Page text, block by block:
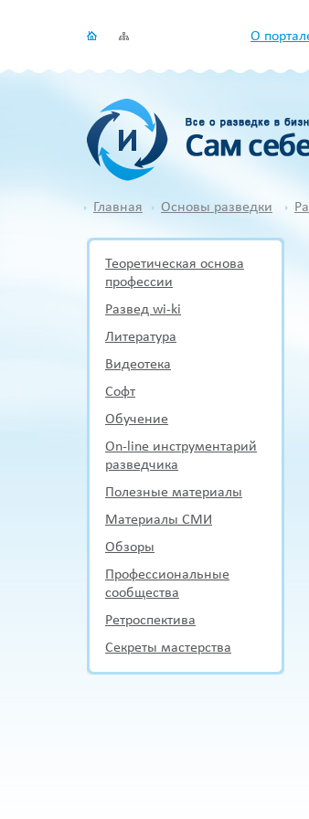
О
Главная Основы разведки
Теоретическая основа
профессии
Развед wi-ki
Литература
Видеотека
Софт
Обучение
On-line инструментарий
разведчика
Полезные материалы
Материалы СМИ
Обзоры
Профессиональные
сообщества
Ретроспектива
Секреты мастерства